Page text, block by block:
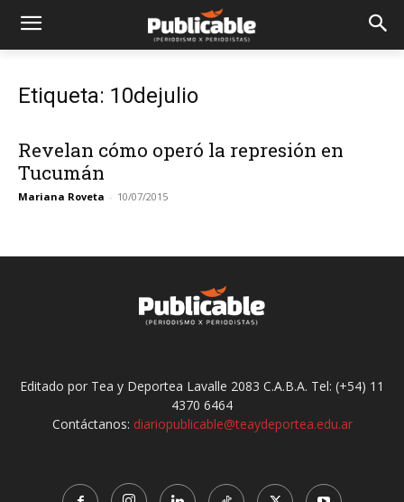
Etiqueta: 10dejulio
Revelan cómo operó la represión en
Tucumán
Mariana Roveta - 10/07/2015
Editado por Tea y Deportea Lavalle 2083 C.A.B.A. Tel: (+54) 11
4370 6464
Contáctanos: diariopublicable@teaydeportea.edu.ar